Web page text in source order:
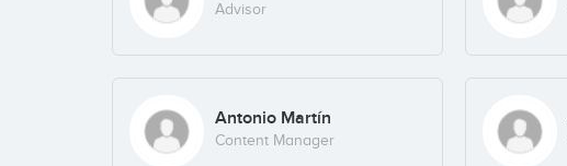
Advisor
Antonio Martín
Content Manager